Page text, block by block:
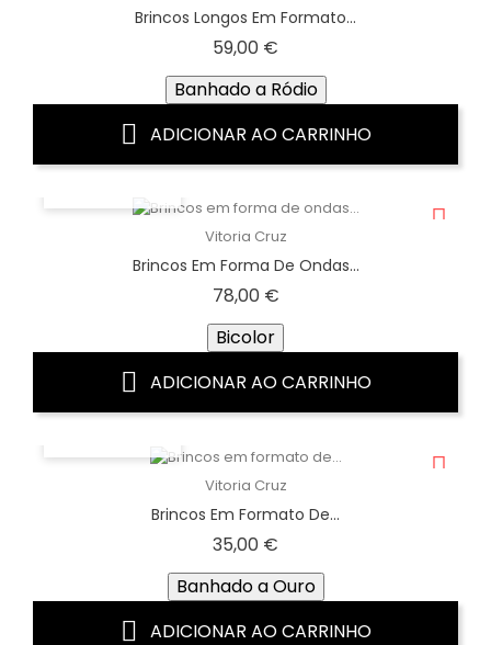
Brincos Longos Em Formato...
59,00 €
Banhado a Ródio
ADICIONAR AO CARRINHO
Vitoria Cruz
Brincos Em Forma De Ondas...
78,00 €Preço
Bicolor
ADICIONAR AO CARRINHO
Vitoria Cruz
Brincos Em Formato De...
35,00 €
Banhado a Ouro
ADICIONAR AO CARRINHO